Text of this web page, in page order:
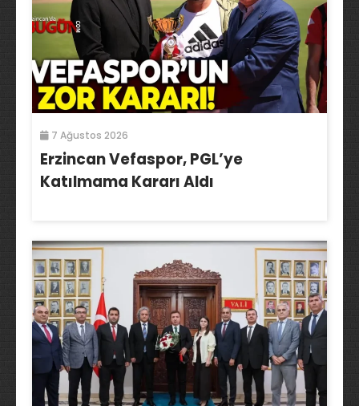
7 Ağustos 2026
Erzincan Vefaspor, PGL’ye
Katılmama Kararı Aldı